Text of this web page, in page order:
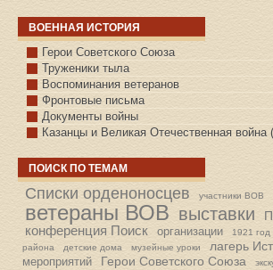
ВОЕННАЯ ИСТОРИЯ
С.КАЗАНСКОЕ
Герои Советского Союза
Труженики тыла
Воспоминания ветеранов
Фронтовые письма
Документы войны
Казанцы и Великая Отечественная война
ПОИСК ПО ТЕМАМ
Списки орденоносцев участники ВОВ
ветераны ВОВ выставки
конференция Поиск организации 1921 год
района
детские дома музейные уроки лагерь
мероприятий
Герои Советского Союза